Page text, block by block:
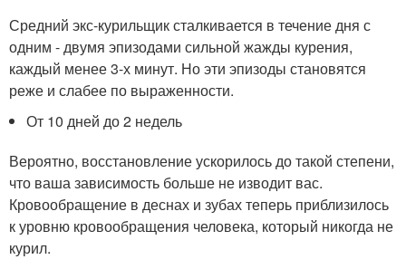
Средний экс-курильщик сталкивается в течение дня с
одним - двумя эпизодами сильной жажды курения,
каждый менее 3-х минут. Но эти эпизоды становятся
реже и слабее по выраженности.
От 10 дней до 2 недель
Вероятно, восстановление ускорилось до такой степени,
что ваша зависимость больше не изводит вас.
Кровообращение в деснах и зубах теперь приблизилось
к уровню кровообращения человека, который никогда не
курил.